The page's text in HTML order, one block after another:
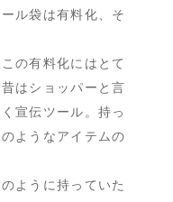
ル袋は有料化、そ
の有料化にはとて
はショッパーと言
宣伝ツール。持っ
ようなアイテムの
ように持っていた